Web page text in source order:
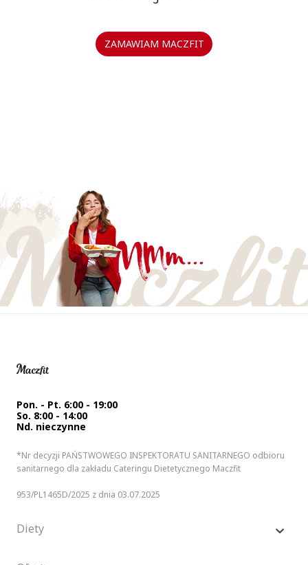
ZAMAWIAM MACZFIT
Pon. - Pt. 6:00 - 19:00
So. 8:00 - 14:00
Nd. nieczynne
*Nr decyzji PAŃSTWOWEGO INSPEKTORATU SANITARNEGO odbioru
sanitarnego dla zakładu Cateringu Dietetycznego Maczfit
953/PL1465D/2025 z dnia 03.07.2025
Diety